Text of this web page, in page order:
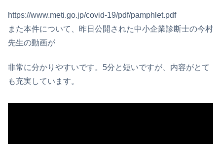
https://www.meti.go.jp/covid-19/pdf/pamphlet.pdf
また本件について、昨日公開された中小企業診断士の今村
先生の動画が
非常に分かりやすいです。5分と短いですが、内容がとて
も充実しています。